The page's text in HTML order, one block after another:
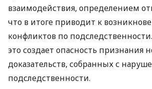
взаимодействия, определением
что в итоге приводит к
конфликтов по
это создает опасность
доказательств, собранных с
подследственности.